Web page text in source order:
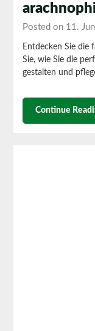
Posted on 11.
Entdecken Sie die
Sie, wie Sie die
gestalten und
Continue